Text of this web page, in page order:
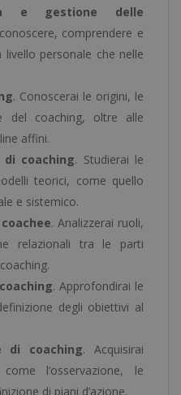
e gestione delle
comprendere e
personale che nelle
. Conoscerai le origini, le
del coaching, oltre alle
affini.
coaching. Studierai le
teorici, come quello
e sistemico.
. Analizzerai ruoli,
relazionali tra le parti
. Approfondirai le
degli obiettivi al
di coaching. Acquisirai
l’osservazione, le
di piani d’azione.